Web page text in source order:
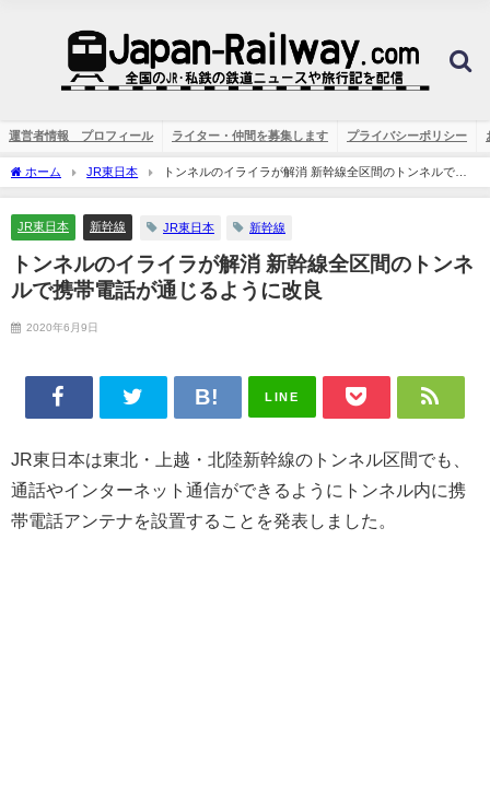
運営者情報 プロフィール ライター・仲間を募集します プライバシーポリシー
ホーム JR東日本
トンネルのイライラが解消 新幹線全区間のトンネルで携
帯電話が通じるように改良
JR東日本 新幹線 JR東日本 新幹線
トンネルのイライラが解消 新幹線全区間のトンネ
ルで携帯電話が通じるように改良
2020年6月9日
LINE
JR東日本は東北・上越・北陸新幹線のトンネル区間でも、
通話やインターネット通信ができるようにトンネル内に携
帯電話アンテナを設置することを発表しました。